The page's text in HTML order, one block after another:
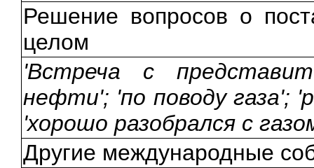
Решение вопросов о
целом
'Встреча с
нефти'; 'по поводу газа';
'хорошо разобрался с
Другие международные